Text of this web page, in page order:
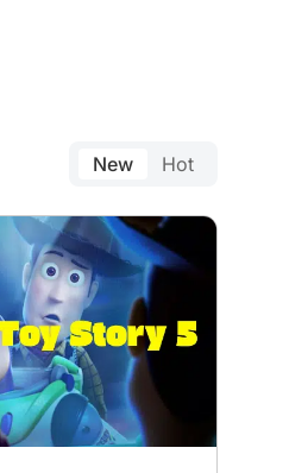
New Hot